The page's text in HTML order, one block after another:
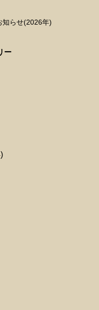
知らせ(2026年)
ー